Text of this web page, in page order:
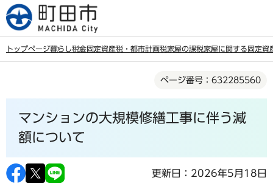
こ
の
トップページ暮らし税金固定資産税・都市計画税家屋の課税家屋に関する固定資
ページ番号：632285560
マンションの大規模修繕工事に伴う減
額について
更新日：2026年5月18日